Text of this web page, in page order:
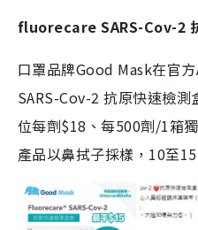
fluorecare SARS-Cov-2
口罩品牌Good Mask在官
SARS-Cov-2 抗原快速檢
位每劑$18、每500劑/1箱
產品以鼻拭子採樣，10至